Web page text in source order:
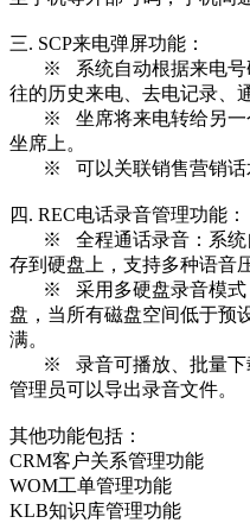
三. SCP来电弹屏功能：
※ 系统自动根据来电号
往的历史来电、去电记录、
※ 坐席将来电转给另一
坐席上。
※ 可以关联销售营销话
四. REC电话录音管理功能：
※ 全程通话录音：系统
存到硬盘上，支持多种语音
※ 采用多硬盘录音模式
盘，当所有磁盘空间低于预
满。
※ 录音可播放、批量下载
管理员可以导出录音文件。
其他功能包括：
CRM客户关系管理功能
WOM工单管理功能
KLB知识库管理功能